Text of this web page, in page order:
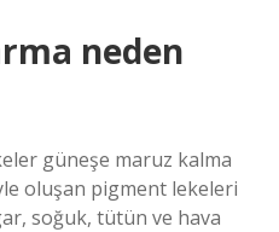
neden
güneşe maruz kalma
oluşan pigment lekeleri
soğuk, tütün ve hava